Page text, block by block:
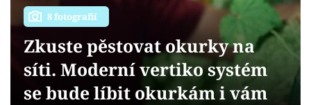
Přihlášení
Sledujte nás
8 fotografií
Zkuste pěstovat okurky na
síti. Moderní vertiko systém
se bude líbit okurkám i vám